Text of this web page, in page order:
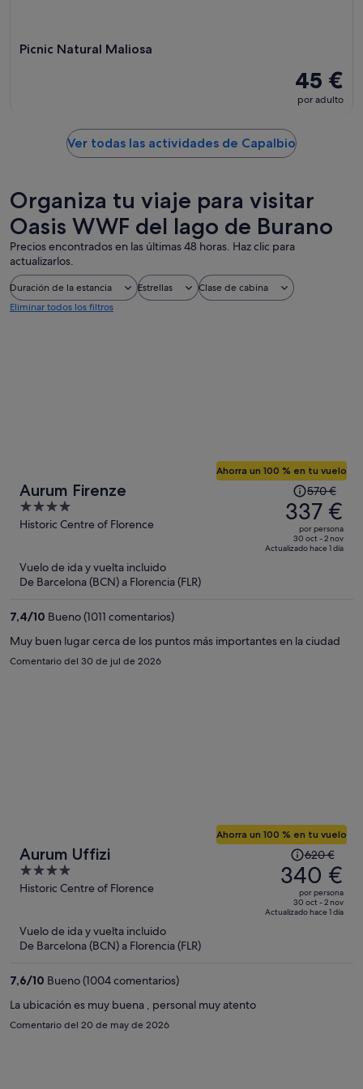
Picnic Natural Maliosa
45 €
por adulto
Ver todas las actividades de Capalbio
Organiza tu viaje para visitar
Oasis WWF del lago de Burano
Precios encontrados en las últimas 48 horas. Haz clic para
actualizarlos.
Duración de la estancia Estrellas
Clase de cabina
Eliminar todos los filtros
Aurum Firenze
4
out
Historic Centre of Florence
Ahorra un 100 % en tu vuelo
El
precio
era
de
570 €,
por
570 €
337 €
por persona
30 oct - 2 nov
Actualizado hace 1 día
Vuelo de ida y vuelta incluido
De Barcelona (BCN) a Florencia (FLR)
7,4/10 Bueno (1011 comentarios)
Muy buen lugar cerca de los puntos más importantes en la ciudad
Comentario del 30 de jul de 2026
Aurum Uffizi
4
out
Historic Centre of Florence
Ahorra un 100 % en tu vuelo
precio
era
de
620 €,
620 €
340 €
por persona
30 oct - 2 nov
Actualizado hace 1 día
Vuelo de ida y vuelta incluido
De Barcelona (BCN) a Florencia (FLR)
7,6/10 Bueno (1004 comentarios)
La ubicación es muy buena , personal muy atento
Comentario del 20 de may de 2026